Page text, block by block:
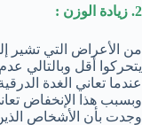
2. زيادة الوزن :
من الأعراض التي تشير
يتحركوا أقل وبالتالي
عندما تعاني الغدة
وبسبب هذا الإنخفاض